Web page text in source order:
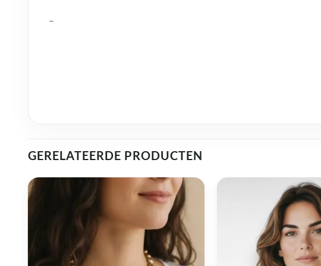
–
GERELATEERDE PRODUCTEN